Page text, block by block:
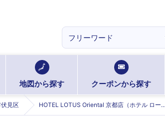
地図から探す クーポンから探す
見区 HOTEL LOTUS Oriental 京都店（ホテル ロータス オリエンタル）【Best Delight Group】 (ロータスオリエンタルキョウトテン)